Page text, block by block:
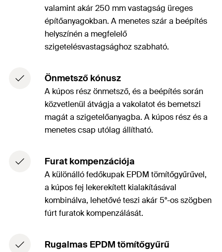
valamint akár 250 mm vastagság üreges
építőanyagokban. A menetes szár a beépítés
helyszínén a megfelelő
szigetelésvastagsághoz szabható.
Önmetsző kónusz
A kúpos rész önmetsző, és a beépítés során
közvetlenül átvágja a vakolatot és bemetszi
magát a szigetelőanyagba. A kúpos rész és a
menetes csap utólag állítható.
Furat kompenzációja
A különálló fedőkupak EPDM tömítőgyűrűvel,
a kúpos fej lekerekített kialakításával
kombinálva, lehetővé teszi akár 5°-os szögben
fúrt furatok kompenzálását.
Rugalmas EPDM tömítőgyűrű